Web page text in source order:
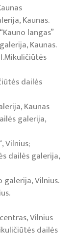
Kaunas.
langas”
Kaunas.
dailės
Kaunas
galerija,
Vilnius;
dailės galerija,
galerija, Vilnius.
Vilnius
dailės